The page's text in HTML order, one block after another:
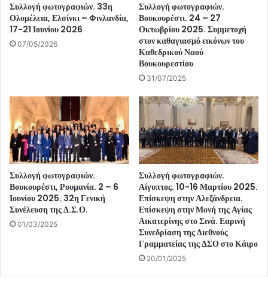
Συλλογή φωτογραφιών. 33η
Ολομέλεια, Ελσίνκι – Φινλανδία,
17-21 Ιουνίου 2026
07/05/2026
Συλλογή φωτογραφιών.
Βουκουρέστι. 24 – 27
Οκτωβρίου 2025. Συμμετοχή
στον καθαγιασμό εικόνων του
Καθεδρικού Ναού
Βουκουρεστίου
31/07/2025
Συλλογή φωτογραφιών.
Βουκουρέστι, Ρουμανία. 2 – 6
Ιουνίου 2025. 32η Γενική
Συνέλευση της Δ.Σ.Ο.
01/03/2025
Συλλογή φωτογραφιών.
Αίγυπτος. 10-16 Μαρτίου 2025.
Επίσκεψη στην Αλεξάνδρεια.
Επίσκεψη στην Μονή της Αγίας
Αικατερίνης στο Σινά. Εαρινή
Συνεδρίαση της Διεθνούς
Γραμματείας της ΔΣΟ στο Κάιρο
20/01/2025